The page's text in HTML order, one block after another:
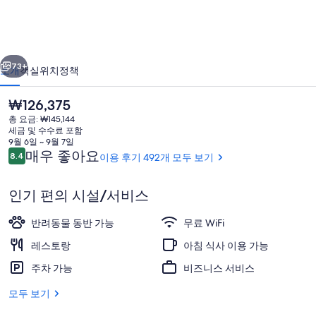
트
라
스
부
르
사
진
갤
러
리
아침 식사, 점심 식사 및 저녁 식사 제공
73+
소개객실위치정책
현
재
가
격
은
₩126,375
₩126,375
총 요금: ₩145,144
세금 및 수수료 포함
9월 6일 ~ 9월 7일
이
용
기
8.410점 만점 중 8.4점.
매우 좋아요이용 후기 492개 모두 보기
인기 편의 시설/서비스
반려동물 동반 가능
무료 WiFi
레스토랑
아침 식사 이용 가능
주차 가능
비즈니스 서비스
모두 보기